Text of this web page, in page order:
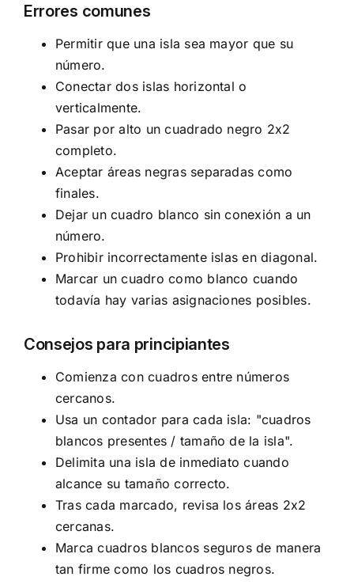
Errores comunes
Permitir que una isla sea mayor que su
número.
Conectar dos islas horizontal o
verticalmente.
Pasar por alto un cuadrado negro 2x2
completo.
Aceptar áreas negras separadas como
finales.
Dejar un cuadro blanco sin conexión a un
número.
Prohibir incorrectamente islas en diagonal.
Marcar un cuadro como blanco cuando
todavía hay varias asignaciones posibles.
Consejos para principiantes
Comienza con cuadros entre números
cercanos.
Usa un contador para cada isla: "cuadros
blancos presentes / tamaño de la isla".
Delimita una isla de inmediato cuando
alcance su tamaño correcto.
Tras cada marcado, revisa los áreas 2x2
cercanas.
Marca cuadros blancos seguros de manera
tan firme como los cuadros negros.